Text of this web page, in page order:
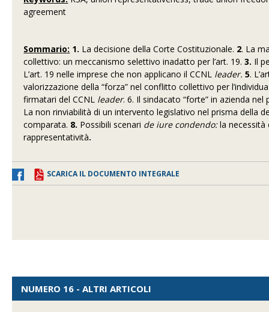
agreement
Sommario: 1. La decisione della Corte Costituzionale. 2. La
collettivo: un meccanismo selettivo inadatto per l’art. 19.3. Il
L’art. 19 nelle imprese che non applicano il CCNL leader. 5.
valorizzazione della “forza” nel conflitto collettivo per
firmatari del CCNL leader. 6. Il sindacato “forte” in azienda
La non rinviabilità di un intervento legislativo nel prisma della
comparata. 8. Possibili scenari de iure condendo:la necessità
rappresentatività.
SCARICA IL DOCUMENTO INTEGRALE
NUMERO 16 - ALTRI ARTICOLI